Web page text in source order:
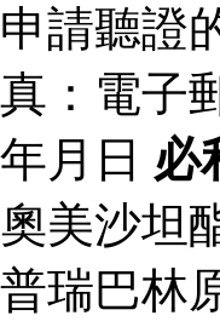
申請聽證
真：電子
年月日 必
奧美沙坦
普瑞巴林